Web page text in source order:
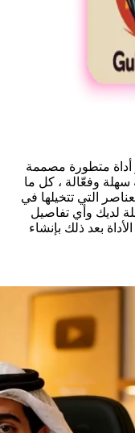
أداة متطورة مصممة
سهلة وفعّالة ، كل ما
التي تتخيلها في
لديك وأي تفاصيل
بعد ذلك بإنشاء